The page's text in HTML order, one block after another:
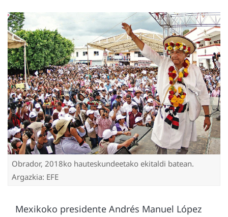
Obrador, 2018ko hauteskundeetako ekitaldi batean.
Argazkia: EFE
Mexikoko presidente Andrés Manuel López